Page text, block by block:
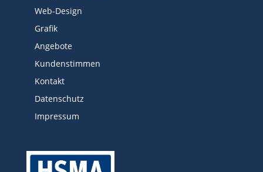
Web-Design
Grafik
Angebote
Kundenstimmen
Kontakt
Datenschutz
Impressum